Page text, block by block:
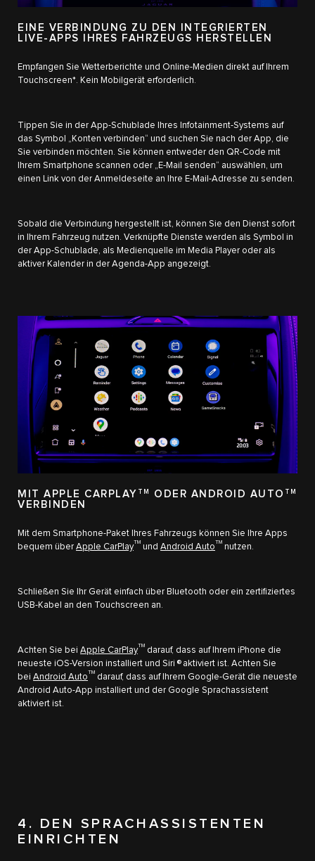
EINE VERBINDUNG ZU DEN INTEGRIERTEN
LIVE-APPS IHRES FAHRZEUGS HERSTELLEN
Empfangen Sie Wetterberichte und Online-Medien direkt auf Ihrem
Touchscreen*. Kein Mobilgerät erforderlich.
Tippen Sie in der App-Schublade Ihres Infotainment-Systems auf
das Symbol „Konten verbinden“ und suchen Sie nach der App, die
Sie verbinden möchten. Sie können entweder den QR-Code mit
Ihrem Smartphone scannen oder „E-Mail senden“ auswählen, um
einen Link von der Anmeldeseite an Ihre E-Mail-Adresse zu senden.
Sobald die Verbindung hergestellt ist, können Sie den Dienst sofort
in Ihrem Fahrzeug nutzen. Verknüpfte Dienste werden als Symbol in
der App-Schublade, als Medienquelle im Media Player oder als
aktiver Kalender in der Agenda-App angezeigt.
MIT APPLE CARPLAY TM ODER ANDROID AUTO TM
VERBINDEN
Mit dem Smartphone-Paket Ihres Fahrzeugs können Sie Ihre Apps
bequem über Apple CarPlayTM und Android AutoTM nutzen.
Schließen Sie Ihr Gerät einfach über Bluetooth oder ein zertifiziertes
USB-Kabel an den Touchscreen an.
Achten Sie bei Apple CarPlayTM darauf, dass auf Ihrem iPhone die
neueste iOS-Version installiert und Siri ® aktiviert ist. Achten Sie
bei Android AutoTM darauf, dass auf Ihrem Google-Gerät die neueste
Android Auto-App installiert und der Google Sprachassistent
aktiviert ist.
4. DEN SPRACHASSISTENTEN
EINRICHTEN